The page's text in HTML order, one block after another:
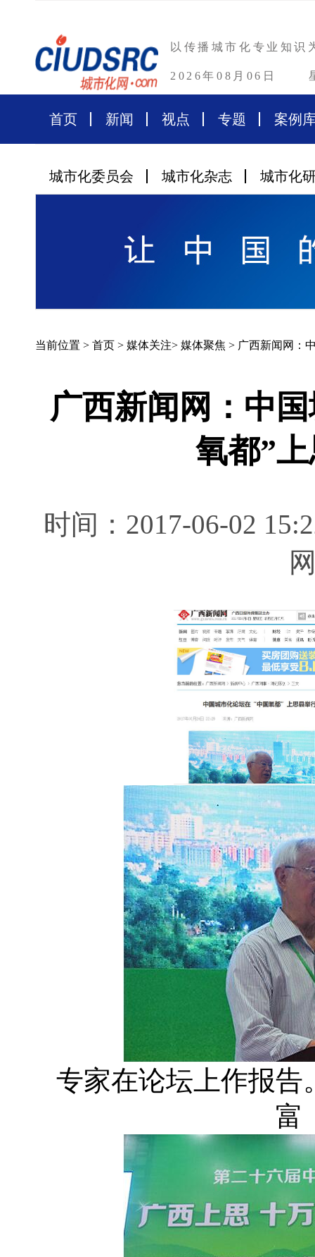
以传播城市化专业知识
2026年08月06日
首页 新闻 视点 专题 案例
城市化委员会 城市化杂志 城市化
当前位置 > 首页 > 媒体关注> 媒体聚焦 > 广西新闻网：
广西新闻网：中
氧都”
时间：2017-06-02
专家在论坛上作报告